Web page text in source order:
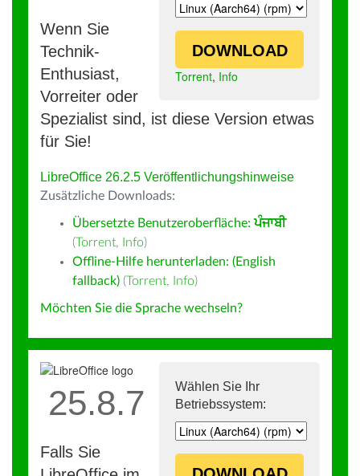
DOWNLOAD
Torrent, Info
Wenn Sie
Technik-
Enthusiast,
Vorreiter oder
Spezialist sind, ist diese Version etwas
für Sie!
LibreOffice 26.2.5 Veröffentlichungshinweise
Zusätzliche Downloads:
Übersetzte Benutzeroberfläche:ਪੰਜਾਬੀ
(Torrent, Info)
Offline-Hilfe herunterladen: (English
fallback) (Torrent, Info)
Möchten Sie die Sprache wechseln?
Wählen Sie Ihr
Betriebssystem:
25.8.7
Falls Sie